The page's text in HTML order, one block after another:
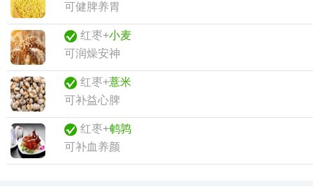
可健脾养胃
红枣+小麦
可润燥安神
红枣+薏米
可补益心脾
红枣+鹌鹑
可补血养颜